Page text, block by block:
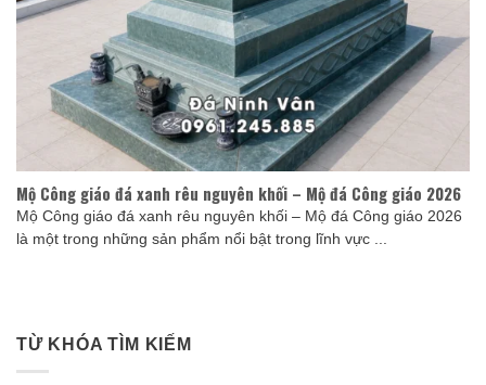
Mộ Công giáo đá xanh rêu nguyên khối – Mộ đá Công giáo 2026
Mộ Công giáo đá xanh rêu nguyên khối – Mộ đá Công giáo 2026
là một trong những sản phẩm nổi bật trong lĩnh vực ...
TỪ KHÓA TÌM KIẾM